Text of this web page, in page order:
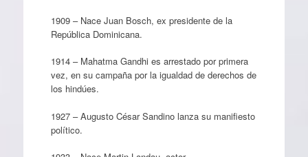
1909 – Nace Juan Bosch, ex presidente de la
República Dominicana.
1914 – Mahatma Gandhi es arrestado por primera
vez, en su campaña por la igualdad de derechos de
los hindúes.
1927 – Augusto César Sandino lanza su manifiesto
político.